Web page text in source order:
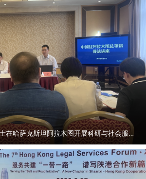
国际法学院张光耀博士在哈萨克斯坦阿拉木图开展科研与社会服务活动